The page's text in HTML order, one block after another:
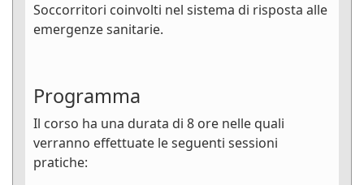
Soccorritori coinvolti nel sistema di risposta alle
emergenze sanitarie.
Programma
Il corso ha una durata di 8 ore nelle quali
verranno effettuate le seguenti sessioni
pratiche: